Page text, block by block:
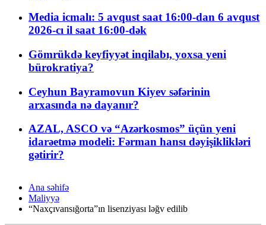
Media icmalı: 5 avqust saat 16:00-dan 6 avqust
2026-cı il saat 16:00-dək
Gömrükdə keyfiyyət inqilabı, yoxsa yeni
bürokratiya?
Ceyhun Bayramovun Kiyev səfərinin
arxasında nə dayanır?
AZAL, ASCO və “Azərkosmos” üçün yeni
idarəetmə modeli: Fərman hansı dəyişiklikləri
gətirir?
Ana səhifə
Maliyyə
“Naxçıvansığorta”ın lisenziyası ləğv edilib